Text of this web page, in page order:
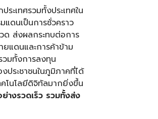
ะเทศรวมทั้งประเทศใน
แดนเป็นการชั่วคราว
ด ส่งผลกระทบต่อการ
แดนและการค้าข้าม
มทั้งการลงทุน
ประชาชนในภูมิภาคที่ได้
คโนโลยีดิจิทัลมากยิ่งขึ้น
างรวดเร็ว รวมทั้งส่ง